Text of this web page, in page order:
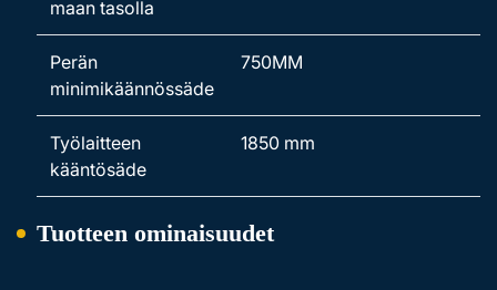
maan tasolla
Perän
minimikäännössäde
750MM
Työlaitteen
kääntösäde
1850 mm
Tuotteen ominaisuudet